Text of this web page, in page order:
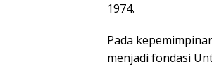
1974.
Pada
menjadi fondasi